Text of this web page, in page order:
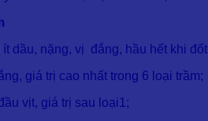
ít dầu, nặng, vị đắng, hầu hết khi
giá trị cao nhất trong 6 loại trầm;
vịt, giá trị sau loại1;